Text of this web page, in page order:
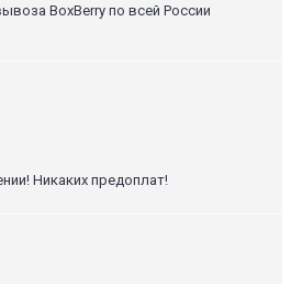
BoxBerry по всей России
Никаких предоплат!